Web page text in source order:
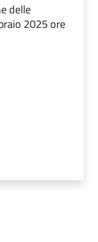
delle
2025 ore